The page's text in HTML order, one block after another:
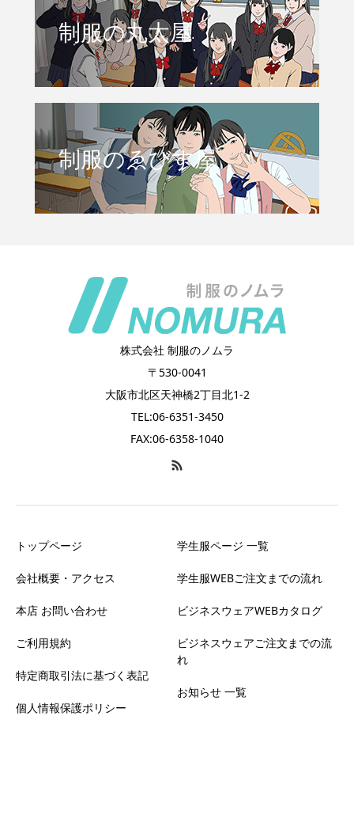
制服の丸太屋
制服のゑびす屋
株式会社 制服のノムラ
〒530-0041
大阪市北区天神橋2丁目北1-2
TEL:06-6351-3450
FAX:06-6358-1040
トップページ
会社概要・アクセス
本店 お問い合わせ
ご利用規約
特定商取引法に基づく表記
個人情報保護ポリシー
学生服ページ 一覧
学生服WEBご注文までの流れ
ビジネスウェアWEBカタログ
ビジネスウェアご注文までの流
れ
お知らせ 一覧